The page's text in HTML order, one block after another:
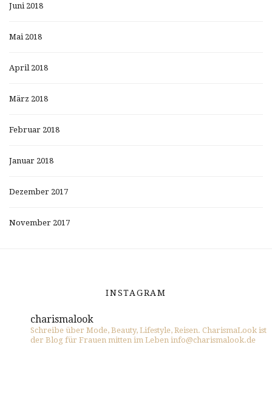
Juni 2018
Mai 2018
April 2018
März 2018
Februar 2018
Januar 2018
Dezember 2017
November 2017
INSTAGRAM
charismalook
Schreibe über Mode, Beauty, Lifestyle, Reisen. CharismaLook ist
der Blog für Frauen mitten im Leben info@charismalook.de